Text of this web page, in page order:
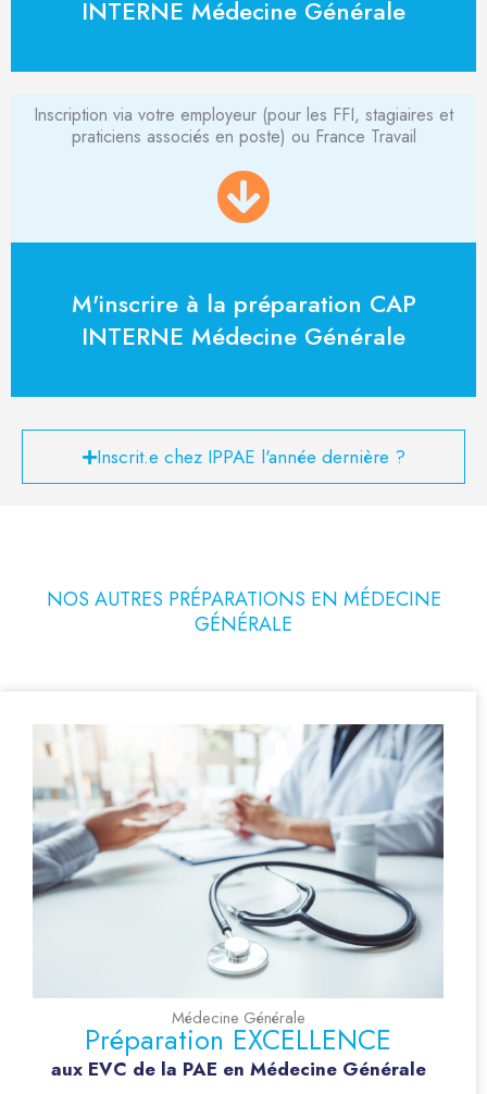
INTERNE Médecine Générale
Inscription via votre employeur (pour les FFI, stagiaires et
praticiens associés en poste) ou France Travail
M'inscrire à la préparation CAP
INTERNE Médecine Générale
Inscrit.e chez IPPAE l'année dernière ?
NOS AUTRES PRÉPARATIONS EN MÉDECINE
GÉNÉRALE
Médecine Générale
Préparation EXCELLENCE
aux EVC de la PAE en Médecine Générale